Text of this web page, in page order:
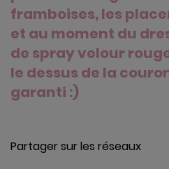
framboises, les
et au moment du
de spray velour
le dessus de la
garanti :)
Partager sur les réseaux